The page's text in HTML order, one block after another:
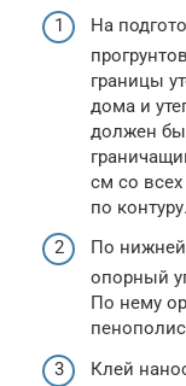
На
границы
дома и
должен
см со
по контуру.
По нижней
опорный
По нему
Клей